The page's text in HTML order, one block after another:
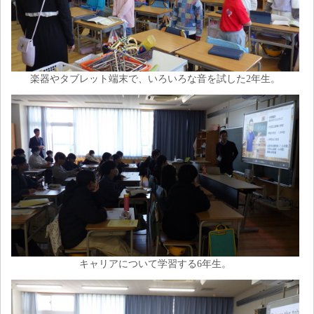
楽器やタブレット端末で、いろいろな音を試した2年生。
キャリアについて学習する6年生。